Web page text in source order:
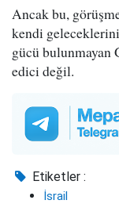
Ancak bu,
kendi
gücü
edici değil.
Etiketler :
İsrail